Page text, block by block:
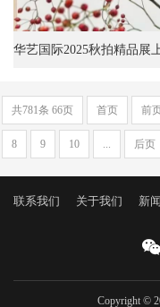
华艺国际2025秋拍精品展
共781条 66页 首页 前
8 9 10 后页
联系我们 关于我们 新
Copyright ©